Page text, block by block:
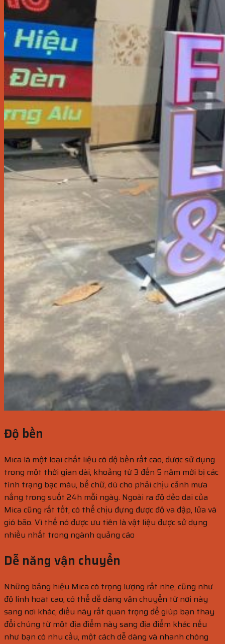
Độ bền
Mica là một loại chất liệu có độ bền rất cao, được sử dụng
trong một thời gian dài, khoảng từ 3 đến 5 năm mới bị các
tình trạng bạc màu, bể chữ, dù cho phải chịu cảnh mưa
nắng trong suốt 24h mỗi ngày. Ngoài ra độ dẻo dai của
Mica cũng rất tốt, có thể chịu đựng được độ va đập, lửa và
gió bão. Vì thế nó được ưu tiên là vật liệu được sử dụng
nhiều nhất trong ngành quảng cáo
Dễ năng vận chuyển
Những bảng hiệu Mica có trọng lượng rất nhẹ, cũng như
độ linh hoạt cao, có thể dễ dàng vận chuyển từ nơi này
sang nơi khác, điều này rất quan trọng để giúp bạn thay
đổi chúng từ một địa điểm này sang địa điểm khác nếu
như bạn có nhu cầu, một cách dễ dàng và nhanh chóng